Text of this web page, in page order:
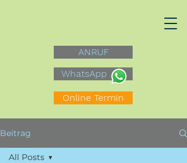
ANRUF
WhatsApp
Online Termin
Beitrag
All Posts